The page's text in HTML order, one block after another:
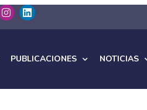
PUBLICACIONES NOTICIAS